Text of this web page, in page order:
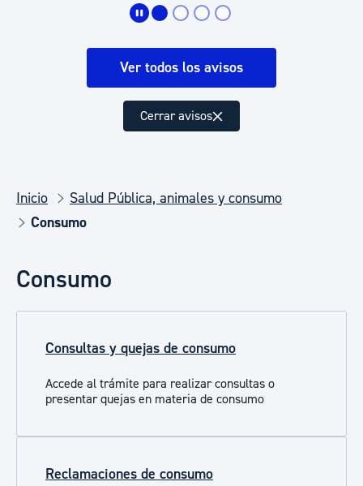
Ver todos los avisos
Cerrar avisos
Inicio
Salud Pública, animales y consumo
Consumo
Consumo
Consultas y quejas de consumo
Accede al trámite para realizar consultas o
presentar quejas en materia de consumo
Reclamaciones de consumo